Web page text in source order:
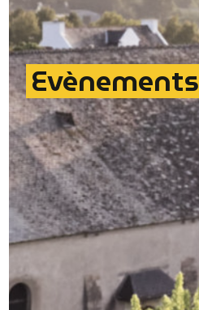
Evènements